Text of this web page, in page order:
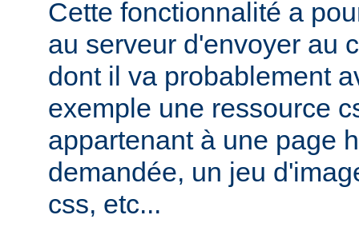
Cette fonctionnalité a
au serveur d'envoyer au
dont il va probablement
exemple une ressource
appartenant à une page
demandée, un jeu
css, etc...